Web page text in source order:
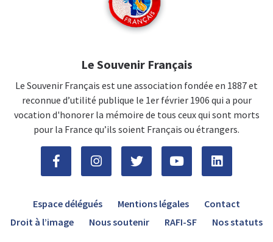
Le Souvenir Français
Le Souvenir Français est une association fondée en 1887 et
reconnue d’utilité publique le 1er février 1906 qui a pour
vocation d'honorer la mémoire de tous ceux qui sont morts
pour la France qu’ils soient Français ou étrangers.
Espace délégués Mentions légales
Contact
Droit à l’image
Nous soutenir RAFI-SF Nos statuts